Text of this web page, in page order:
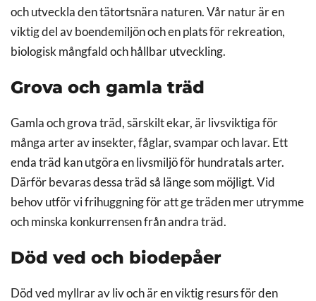
och utveckla den tätortsnära naturen. Vår natur är en
viktig del av boendemiljön och en plats för rekreation,
biologisk mångfald och hållbar utveckling.
Grova och gamla träd
Gamla och grova träd, särskilt ekar, är livsviktiga för
många arter av insekter, fåglar, svampar och lavar. Ett
enda träd kan utgöra en livsmiljö för hundratals arter.
Därför bevaras dessa träd så länge som möjligt. Vid
behov utför vi frihuggning för att ge träden mer utrymme
och minska konkurrensen från andra träd.
Död ved och biodepåer
Död ved myllrar av liv och är en viktig resurs för den